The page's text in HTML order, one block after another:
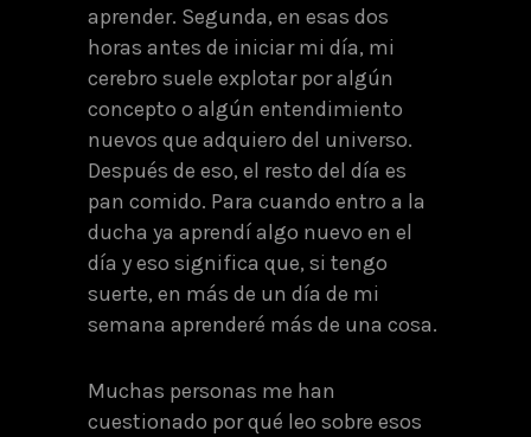
aprender. Segunda, en esas dos
horas antes de iniciar mi día, mi
cerebro suele explotar por algún
concepto o algún entendimiento
nuevos que adquiero del universo.
Después de eso, el resto del día es
pan comido. Para cuando entro a la
ducha ya aprendí algo nuevo en el
día y eso significa que, si tengo
suerte, en más de un día de mi
semana aprenderé más de una cosa.
Muchas personas me han
cuestionado por qué leo sobre esos